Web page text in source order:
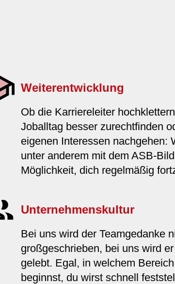
Weiterentwicklung
Ob die Karriereleiter
Joballtag besser zurechtfinden
eigenen Interessen nachgehen:
unter anderem mit dem ASB-
Möglichkeit, dich regelmäßig
Unternehmenskultur
Bei uns wird der Teamgedanke
großgeschrieben, bei uns wird
gelebt. Egal, in welchem
beginnst, du wirst schnell